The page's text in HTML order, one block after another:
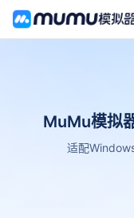
MuMu模拟
适配